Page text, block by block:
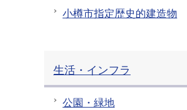
小樽市指定歴史的建造物
生活・インフラ
公園・緑地